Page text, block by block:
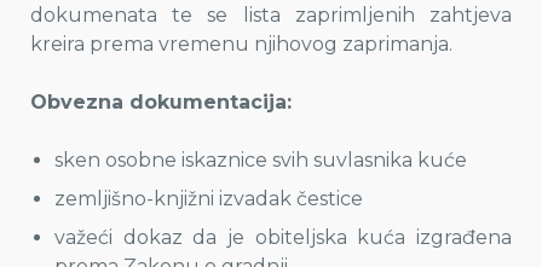
dokumenata te se lista zaprimljenih zahtjeva
kreira prema vremenu njihovog zaprimanja.
Obvezna dokumentacija:
sken osobne iskaznice svih suvlasnika kuće
zemljišno-knjižni izvadak čestice
važeći dokaz da je obiteljska kuća izgrađena